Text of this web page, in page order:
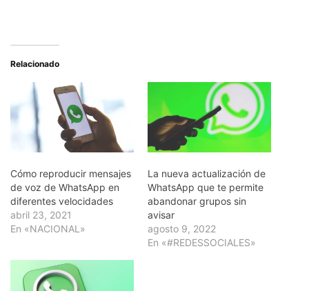
Relacionado
Cómo reproducir mensajes
de voz de WhatsApp en
diferentes velocidades
abril 23, 2021
En «NACIONAL»
La nueva actualización de
WhatsApp que te permite
abandonar grupos sin
avisar
agosto 9, 2022
En «#REDESSOCIALES»